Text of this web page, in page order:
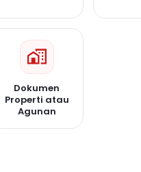
Dokumen
Properti atau
Agunan